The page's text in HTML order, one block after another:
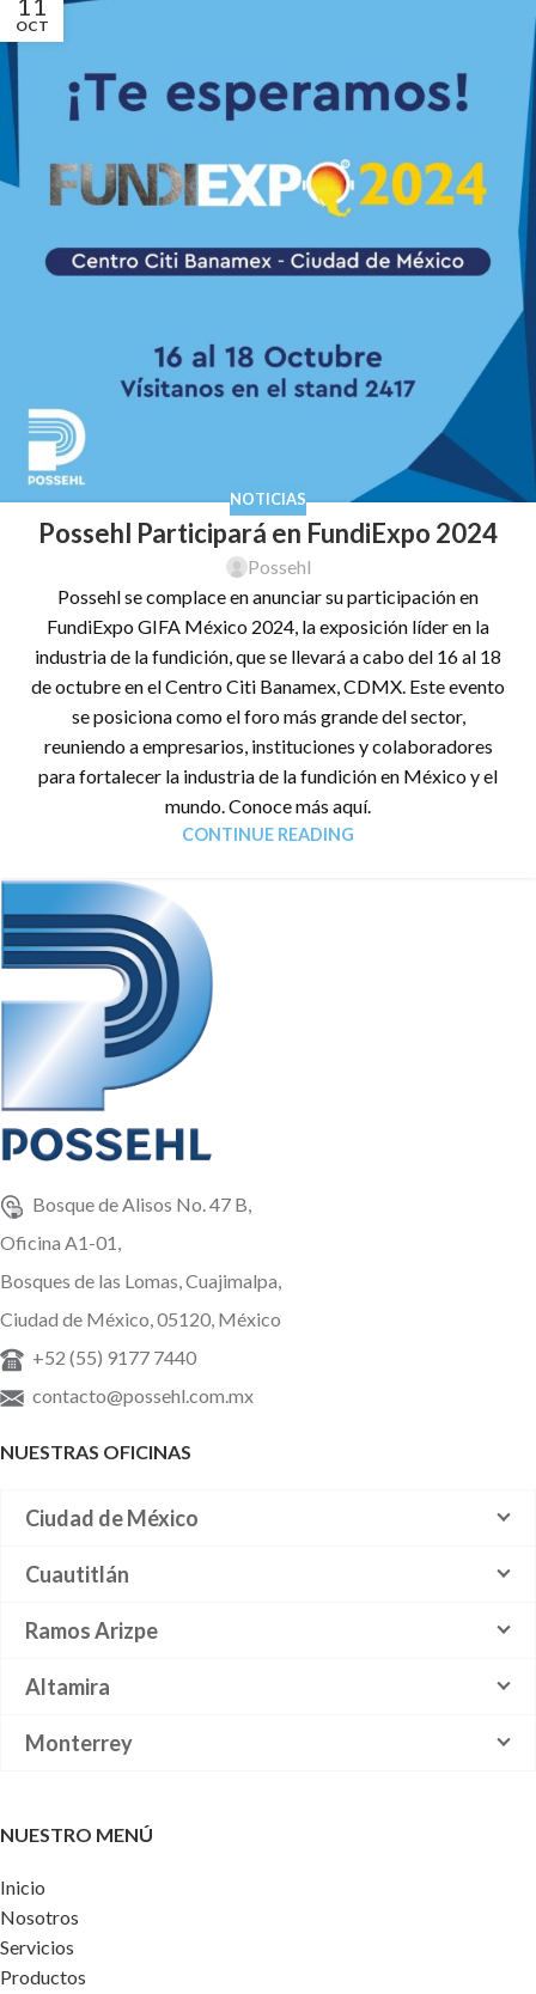
OCT
NOTICIAS
Possehl Participará en FundiExpo 2024
Possehl
Possehl se complace en anunciar su participación en
FundiExpo GIFA México 2024, la exposición líder en la
industria de la fundición, que se llevará a cabo del 16 al 18
de octubre en el Centro Citi Banamex, CDMX. Este evento
se posiciona como el foro más grande del sector,
reuniendo a empresarios, instituciones y colaboradores
para fortalecer la industria de la fundición en México y el
mundo. Conoce más aquí.
CONTINUE READING
Bosque de Alisos No. 47 B,
Oficina A1-01,
Bosques de las Lomas, Cuajimalpa,
Ciudad de México, 05120, México
+52 (55) 9177 7440
contacto@possehl.com.mx
NUESTRAS OFICINAS
Ciudad de México
Cuautitlán
Ramos Arizpe
Altamira
Monterrey
NUESTRO MENÚ
Inicio
Nosotros
Servicios
Productos